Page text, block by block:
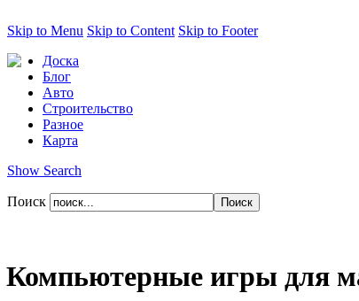
Skip to Menu Skip to Content Skip to Footer
Доска
Блог
Авто
Строительство
Разное
Карта
Show Search
Поиск
Компьютерные игры для